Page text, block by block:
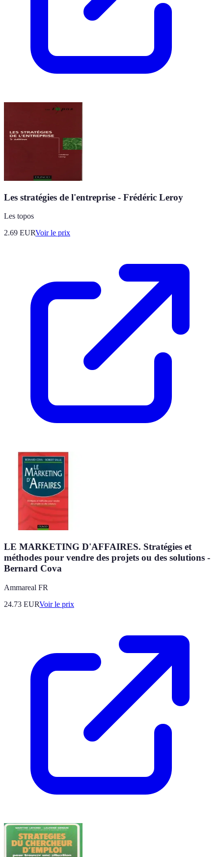
Les stratégies de l'entreprise - Frédéric Leroy
Les topos
2.69 EURVoir le prix
LE MARKETING D'AFFAIRES. Stratégies et
méthodes pour vendre des projets ou des solutions -
Bernard Cova
Ammareal FR
24.73 EURVoir le prix